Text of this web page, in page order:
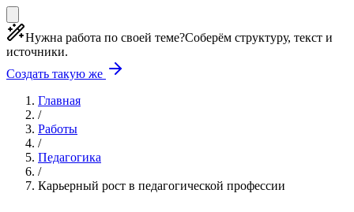
Нужна работа по своей теме?Соберём структуру, текст и
источники.
Создать такую же
Главная
/
Работы
/
Педагогика
/
Карьерный рост в педагогической профессии